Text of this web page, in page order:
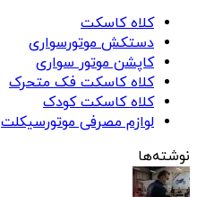
کلاه کاسکت
دستکش موتورسواری
کاپشن موتور سواری
کلاه کاسکت فک متحرک
کلاه کاسکت کودک
لوازم مصرفی موتورسیکلت
نوشته‌ها